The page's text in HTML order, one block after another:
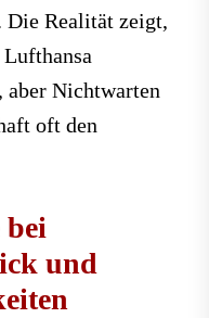
Die Realität zeigt,
aber Nichtwarten
oft den
und